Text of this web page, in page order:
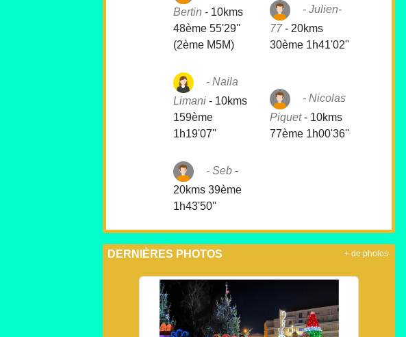
Bertin - 10kms
48ème 55'29''
(2ème M5M)
Julien-
77- 20kms
30ème 1h41'02''
Naila
Limani - 10kms
159ème
1h19'07''
Nicolas
Piquet- 10kms
77ème 1h00'36''
Seb -
20kms 39ème
1h43'50''
DERNIÈRES PHOTOS + de photos